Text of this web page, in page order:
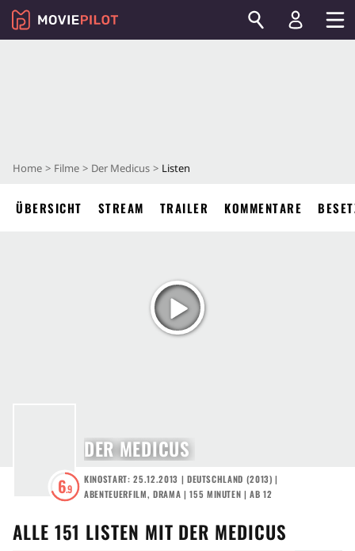
Home Filme Der Medicus Listen
ÜBERSICHT STREAM TRAILER KOMMENTARE
6.9
DER MEDICUS
KINOSTART: 25.12.2013 | DEUTSCHLAND (2013) |
ABENTEUERFILM, DRAMA | 155 MINUTEN |AB 12
ALLE 151 LISTEN MIT DER MEDICUS